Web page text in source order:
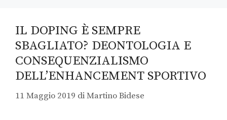
IL DOPING È SEMPRE
SBAGLIATO? DEONTOLOGIA E
CONSEQUENZIALISMO
DELL’ENHANCEMENT SPORTIVO
11 Maggio 2019 diMartino Bidese